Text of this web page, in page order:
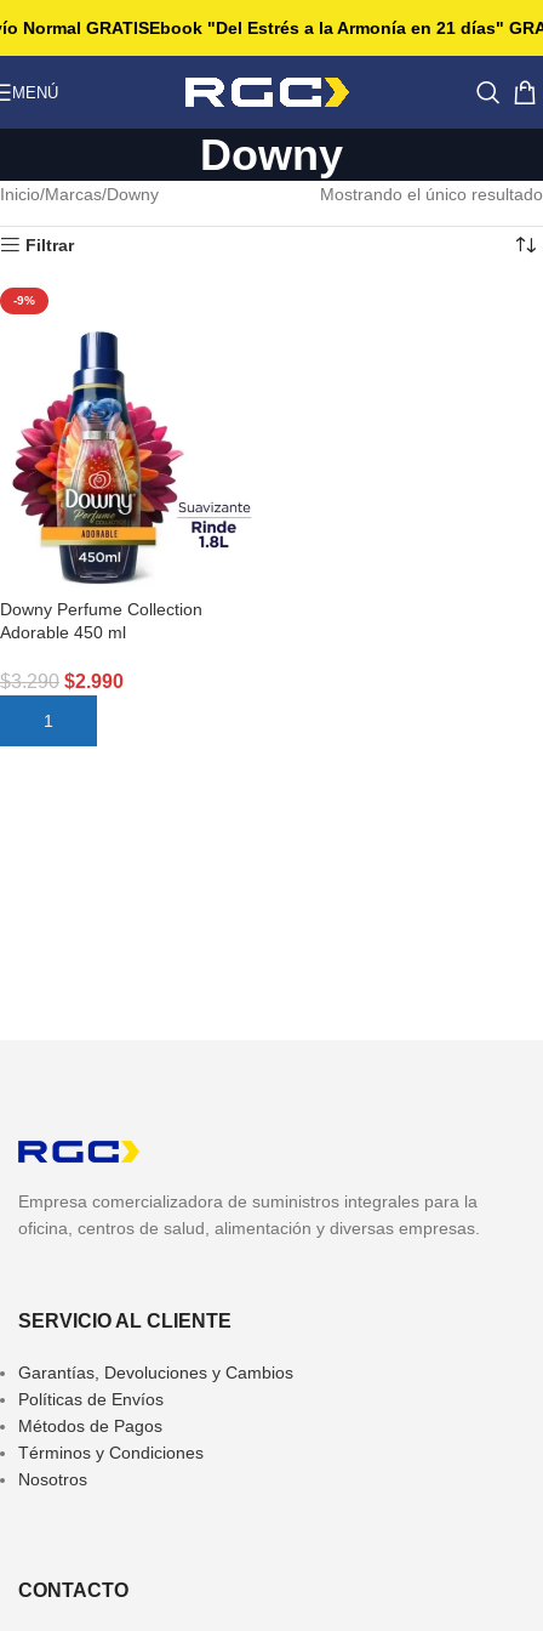
Normal GRATISEbook "Del Estrés a la Armonía en 21 días"
MENÚ
Downy
Inicio Marcas Downy Mostrando el único resultado
Filtrar
-9%
Downy Perfume Collection
Adorable 450 ml
$3.290 $2.990
AÑADIR AL CARRITO
Empresa comercializadora de suministros integrales para la
oficina, centros de salud, alimentación y diversas empresas.
SERVICIO AL CLIENTE
Garantías, Devoluciones y Cambios
Políticas de Envíos
Métodos de Pagos
Términos y Condiciones
Nosotros
CONTACTO